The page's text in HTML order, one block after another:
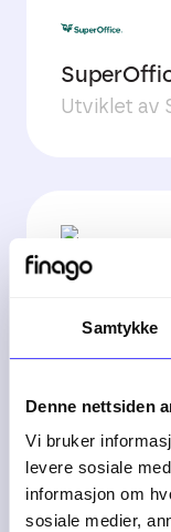
Samtykke
Denne nettsiden
Vi bruker
levere sosiale
informasjon om
sosiale medier,
Utviklet av
Utviklet av